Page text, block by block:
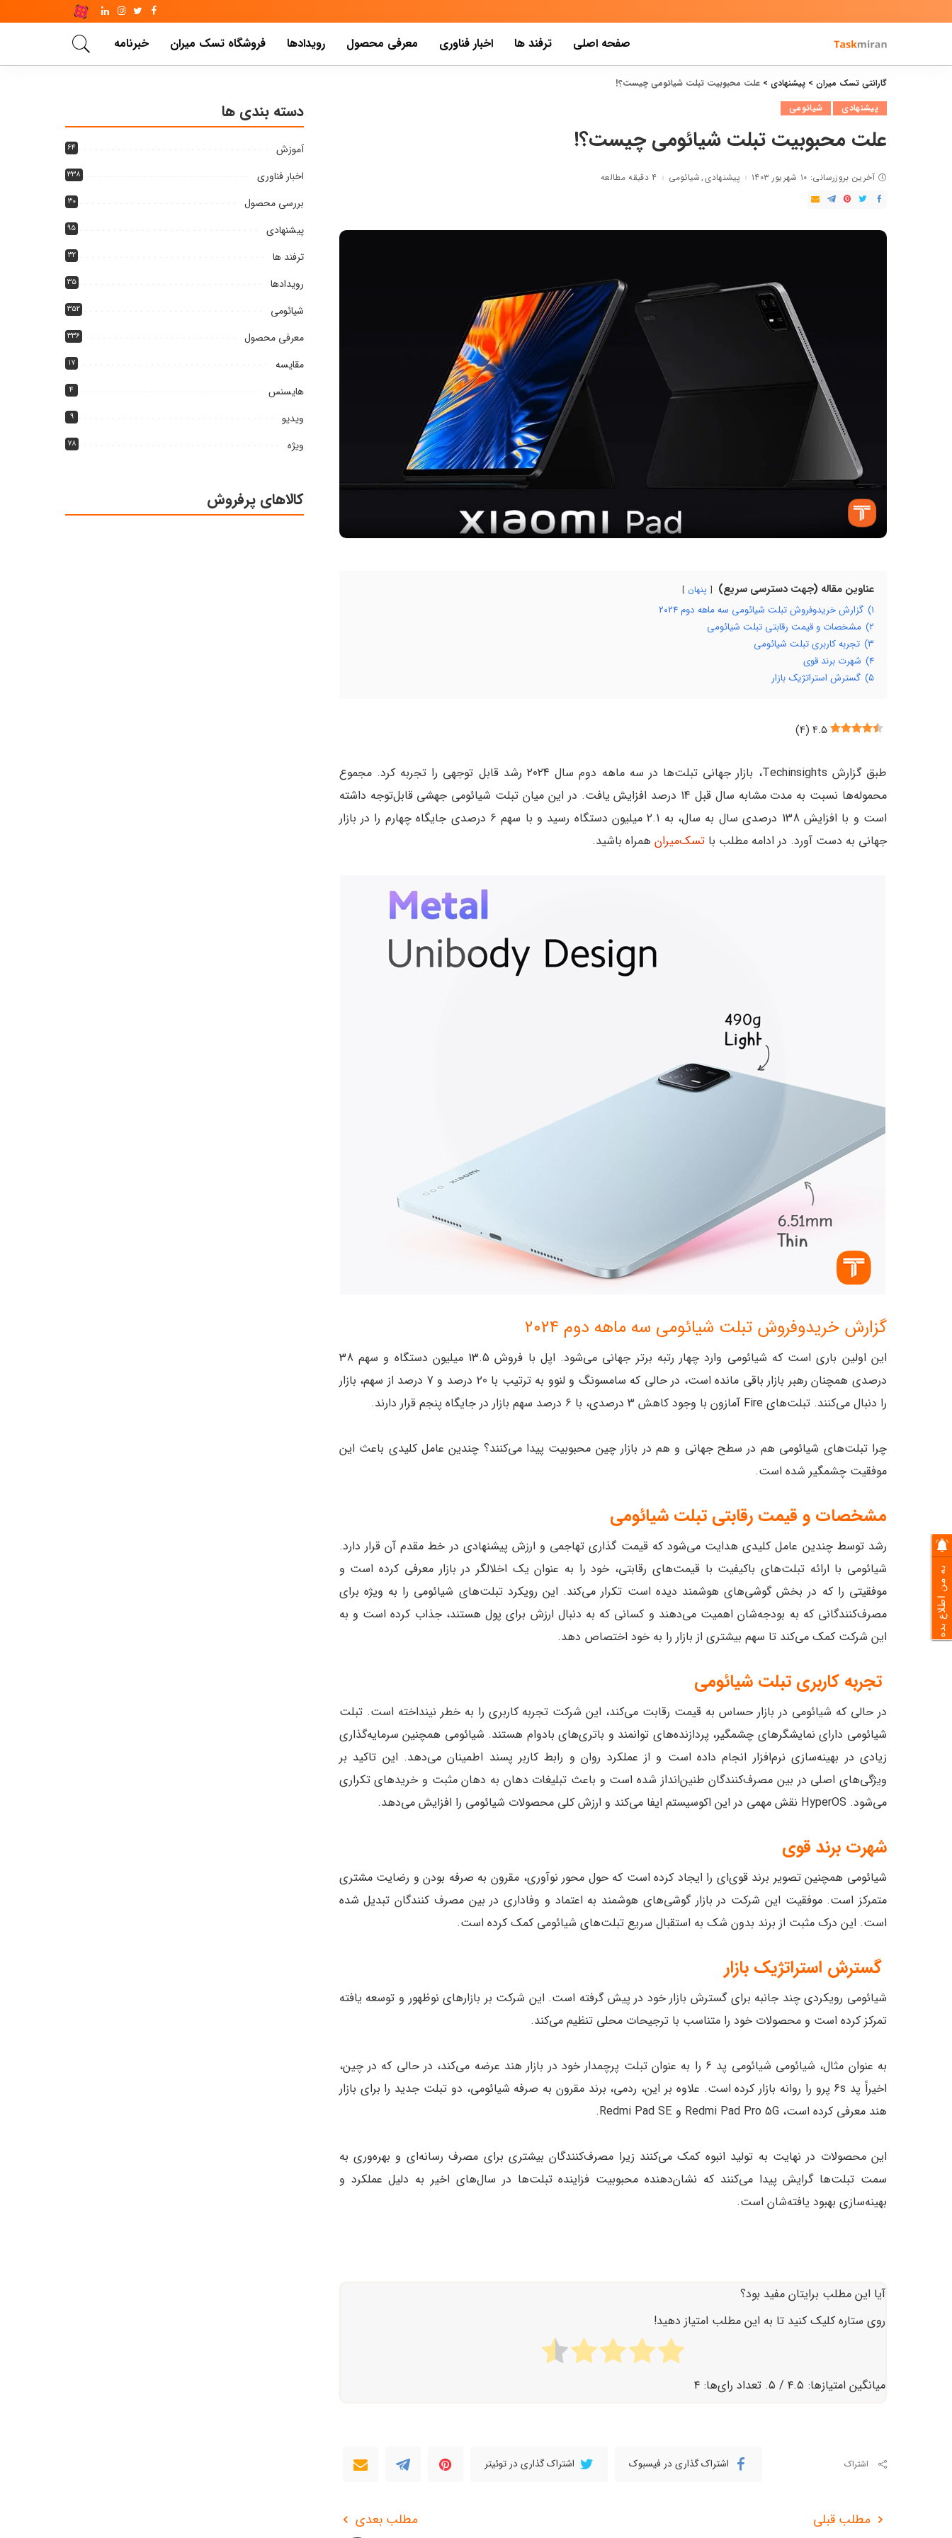
صفحه اصلی ترفند ها اخبار فناوری معرفی محصول رویدادها فروشگاه تسک میران خبرنامه
گارانتی تسک میران > پیشنهادی > علت محبوبیت تبلت‌ شیائومی چیست؟!
پیشنهادی
شیائومی
علت محبوبیت تبلت‌ شیائومی چیست؟!
آخرین بروزرسانی: ۱۰ شهریور ۱۴۰۳ پیشنهادی شیائومی ۴ دقیقه مطالعه
عناوین مقاله (جهت دسترسی سریع) پنهان
۱) گزارش خریدوفروش تبلت شیائومی سه ماهه دوم ۲۰۲۴
۲) مشخصات و قیمت رقابتی تبلت شیائومی
۳) تجربه کاربری تبلت شیائومی
۴) شهرت برند قوی
۵) گسترش استراتژیک بازار
۴.۵ (۴)
طبق گزارش Techinsights، بازار جهانی تبلت‌ها در سه ماهه دوم سال 2024 رشد قابل توجهی را تجربه کرد. مجموع
محموله‌ها نسبت به مدت مشابه سال قبل 14 درصد افزایش یافت. در این میان تبلت‌ شیائومی جهشی قابل‌توجه داشته
است و با افزایش 138 درصدی سال به سال، به 2.1 میلیون دستگاه رسید و با سهم 6 درصدی جایگاه چهارم را در بازار
جهانی به دست آورد. در ادامه مطلب با تسک‌میران همراه باشید.
گزارش خریدوفروش تبلت شیائومی سه ماهه دوم ۲۰۲۴
این اولین باری است که شیائومی وارد چهار رتبه برتر جهانی می‌شود. اپل با فروش 13.5 میلیون دستگاه و سهم 38
درصدی همچنان رهبر بازار باقی مانده است، در حالی که سامسونگ و لنوو به ترتیب با 20 درصد و 7 درصد از سهم، بازار
را دنبال می‌کنند. تبلت‌های Fire آمازون با وجود کاهش 3 درصدی، با 6 درصد سهم بازار در جایگاه پنجم قرار دارند.
چرا تبلت‌های شیائومی هم در سطح جهانی و هم در بازار چین محبوبیت پیدا می‌کنند؟ چندین عامل کلیدی باعث این
موفقیت چشمگیر شده است.
مشخصات و قیمت رقابتی تبلت شیائومی
رشد توسط چندین عامل کلیدی هدایت می‌شود که قیمت گذاری تهاجمی و ارزش پیشنهادی در خط مقدم آن قرار دارد.
شیائومی با ارائه تبلت‌های باکیفیت با قیمت‌های رقابتی، خود را به عنوان یک اخلالگر در بازار معرفی کرده است و
موفقیتی را که در بخش گوشی‌های هوشمند دیده است تکرار می‌کند. این رویکرد تبلت‌های شیائومی را به ویژه برای
مصرف‌کنندگانی که به بودجه‌شان اهمیت می‌دهند و کسانی که به دنبال ارزش برای پول هستند، جذاب کرده است و به
این شرکت کمک می‌کند تا سهم بیشتری از بازار را به خود اختصاص دهد.
تجربه کاربری تبلت شیائومی
در حالی که شیائومی در بازار حساس به قیمت رقابت می‌کند، این شرکت تجربه کاربری را به خطر نینداخته است. تبلت‌
شیائومی دارای نمایشگرهای چشمگیر، پردازنده‌های توانمند و باتری‌های بادوام هستند. شیائومی همچنین سرمایه‌گذاری
زیادی در بهینه‌سازی نرم‌افزار انجام داده است و از عملکرد روان و رابط کاربر پسند اطمینان می‌دهد. این تاکید بر
ویژگی‌های اصلی در بین مصرف‌کنندگان طنین‌انداز شده است و باعث تبلیغات دهان به دهان مثبت و خریدهای تکراری
می‌شود. HyperOS نقش مهمی در این اکوسیستم ایفا می‌کند و ارزش کلی محصولات شیائومی را افزایش می‌دهد.
شهرت برند قوی
شیائومی همچنین تصویر برند قوی‌ای را ایجاد کرده است که حول محور نوآوری، مقرون به صرفه بودن و رضایت مشتری
متمرکز است. موفقیت این شرکت در بازار گوشی‌های هوشمند به اعتماد و وفاداری در بین مصرف کنندگان تبدیل شده
است. این درک مثبت از برند بدون شک به استقبال سریع تبلت‌های شیائومی کمک کرده است.
گسترش استراتژیک بازار
شیائومی رویکردی چند جانبه برای گسترش بازار خود در پیش گرفته است. این شرکت بر بازارهای نوظهور و توسعه یافته
تمرکز کرده است و محصولات خود را متناسب با ترجیحات محلی تنظیم می‌کند.
به عنوان مثال، شیائومی شیائومی پد 6 را به عنوان تبلت پرچمدار خود در بازار هند عرضه می‌کند، در حالی که در چین،
اخیراً پد 6s پرو را روانه بازار کرده است. علاوه بر این، ردمی، برند مقرون به صرفه شیائومی، دو تبلت جدید را برای بازار
هند معرفی کرده است، Redmi Pad Pro 5G و Redmi Pad SE.
این محصولات در نهایت به تولید انبوه کمک می‌کنند زیرا مصرف‌کنندگان بیشتری برای مصرف رسانه‌ای و بهره‌وری به
سمت تبلت‌ها گرایش پیدا می‌کنند که نشان‌دهنده محبوبیت فزاینده تبلت‌ها در سال‌های اخیر به دلیل عملکرد و
بهینه‌سازی بهبود یافته‌شان است.
آیا این مطلب برایتان مفید بود؟
روی ستاره کلیک کنید تا به این مطلب امتیاز دهید!
میانگین امتیازها: ۴.۵ / ۵. تعداد رای‌ها: ۴
اشتراک اشتراک گذاری در فیسبوک اشتراک گذاری در توئیتر
مطلب قبلی
مطلب بعدی
دسته بندی ها
آموزش ۶۴
اخبار فناوری ۳۳۸
بررسی محصول ۳۰
پیشنهادی ۹۵
ترفند ها ۳۲
رویدادها ۳۵
شیائومی ۳۵۲
معرفی محصول ۳۳۶
مقایسه ۱۷
هایسنس ۴
ویدیو ۹
ویژه ۷۸
کالاهای پرفروش
به من اطلاع بده